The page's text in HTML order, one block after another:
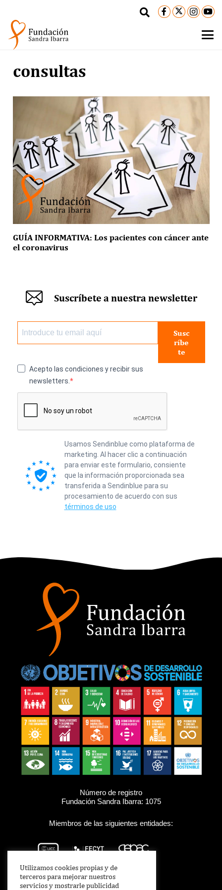
consultas
GUÍA INFORMATIVA: Los pacientes con cáncer ante
el coronavirus
Suscríbete a nuestra newsletter
Susc
ríbe
te
Acepto las condiciones y recibir sus
newsletters.
Usamos Sendinblue como plataforma de
marketing. Al hacer clic a continuación
para enviar este formulario, consiente
que la información proporcionada sea
transferida a Sendinblue para su
procesamiento de acuerdo con sus
términos de uso
Número de registro
Fundación Sandra Ibarra: 1075
Miembros de las siguientes entidades:
Utilizamos cookies propias y de
terceros para mejorar nuestros
servicios y mostrarle publicidad